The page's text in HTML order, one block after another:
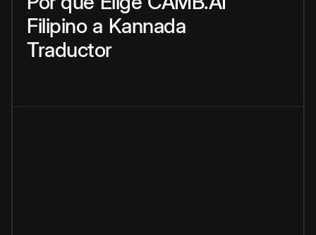
Filipino a Kannada
Traductor